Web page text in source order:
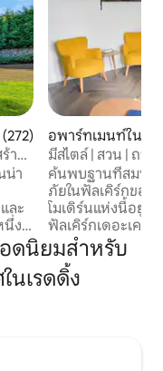
ฉลี่ย 4.94 จาก 5, 272 รีวิว
าง
น่า
ละ
นึ่ง
าร
บียง
าร์คี
อพาร์ทเมนท์ใน
มีสไตล์ | สวน | ถนน
ค้นพบฐานที่สมบูร
ภัยในฟัลเคิร์กของ
โมเดิร์นแห่งนี้อยู่ห่
ฟัลเคิร์กเดอะเคล
และเมืองเพียงไม่
อาศัยอันเงียบสง
ครบครันพร้อมเครื่
ดนิยมสำหรับ
นเรดดิ้ง